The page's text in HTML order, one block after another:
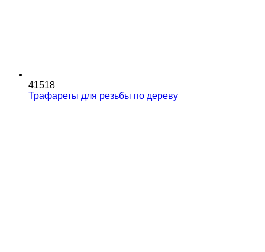
41518
Трафареты для резьбы по дереву